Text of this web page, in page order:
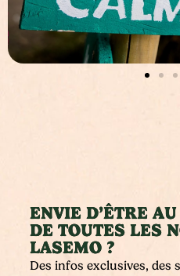
ENVIE D’ÊTRE
DE TOUTES LES
LASEMO ?
Des infos exclusives,